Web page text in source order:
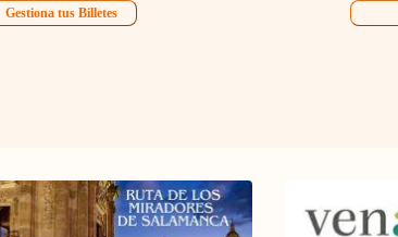
Gestiona tus Billetes